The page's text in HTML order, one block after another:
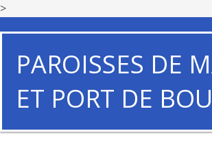
>
PAROISSES DE
ET PORT DE